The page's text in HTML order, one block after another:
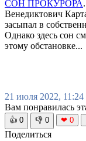
СОН ПРОКУРОРА
Венедиктович
засыпал в
Однако здесь сон
этому обстановке...
21 июля 2022, 11:24
Вам понравилась
👍 0 👎 0 ❤ 0
Поделиться